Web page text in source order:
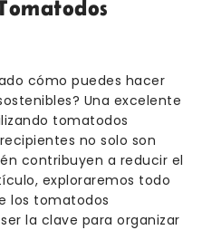
cómo puedes hacer
Una excelente
tomatodos
no solo son
contribuyen a reducir el
exploraremos todo
los tomatodos
la clave para organizar